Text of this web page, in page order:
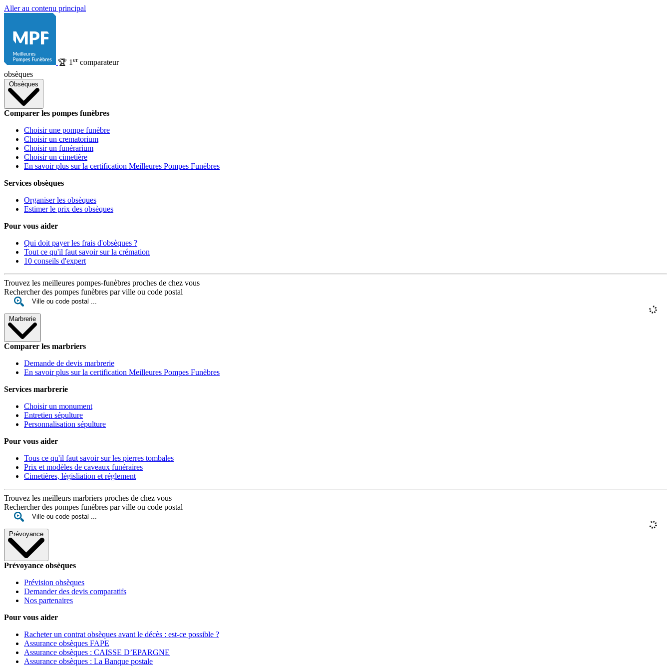
Aller au contenu principal
🏆 1 ercomparateur
obsèques
Obsèques
Comparer les pompes funèbres
Choisir une pompe funèbre
Choisir un crematorium
Choisir un funérarium
Choisir un cimetière
En savoir plus sur la certification Meilleures Pompes Funèbres
Services obsèques
Organiser les obsèques
Estimer le prix des obsèques
Pour vous aider
Qui doit payer les frais d'obsèques ?
Tout ce qu'il faut savoir sur la crémation
10 conseils d'expert
Trouvez les meilleures pompes-funèbres proches de chez vous
Rechercher des pompes funèbres par ville ou code postal
Marbrerie
Comparer les marbriers
Demande de devis marbrerie
En savoir plus sur la certification Meilleures Pompes Funèbres
Services marbrerie
Choisir un monument
Entretien sépulture
Personnalisation sépulture
Pour vous aider
Tous ce qu'il faut savoir sur les pierres tombales
Prix et modèles de caveaux funéraires
Cimetières, législiation et réglement
Trouvez les meilleurs marbriers proches de chez vous
Rechercher des pompes funèbres par ville ou code postal
Prévoyance
Prévoyance obsèques
Prévision obsèques
Demander des devis comparatifs
Nos partenaires
Pour vous aider
Racheter un contrat obsèques avant le décès : est-ce possible ?
Assurance obsèques FAPE
Assurance obsèques : CAISSE D’EPARGNE
Assurance obsèques : La Banque postale